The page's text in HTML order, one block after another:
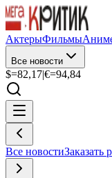
АктерыФильмы
Все новости
$=82,17|€=94,84
Все новостиЗаказать